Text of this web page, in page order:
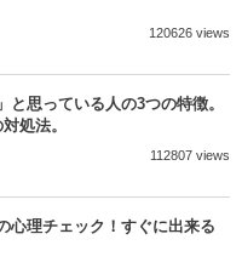
120626 views
と思っている人の3つの特徴。
処法。
112807 views
心理チェック！すぐに出来る